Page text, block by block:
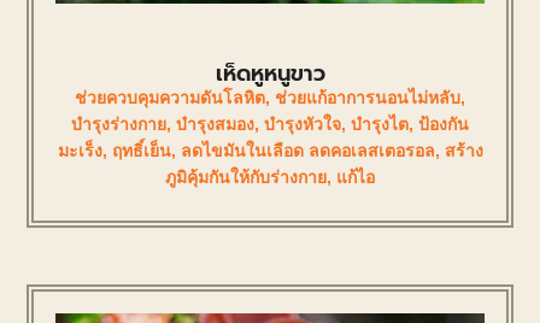
เห็ดหูหนูขาว
ช่วยควบคุมความดันโลหิต, ช่วยแก้อาการนอนไม่หลับ,
บำรุงร่างกาย, บำรุงสมอง, บำรุงหัวใจ, บำรุงไต, ป้องกัน
มะเร็ง, ฤทธิ์เย็น, ลดไขมันในเลือด ลดคอเลสเตอรอล, สร้าง
ภูมิคุ้มกันให้กับร่างกาย, แก้ไอ